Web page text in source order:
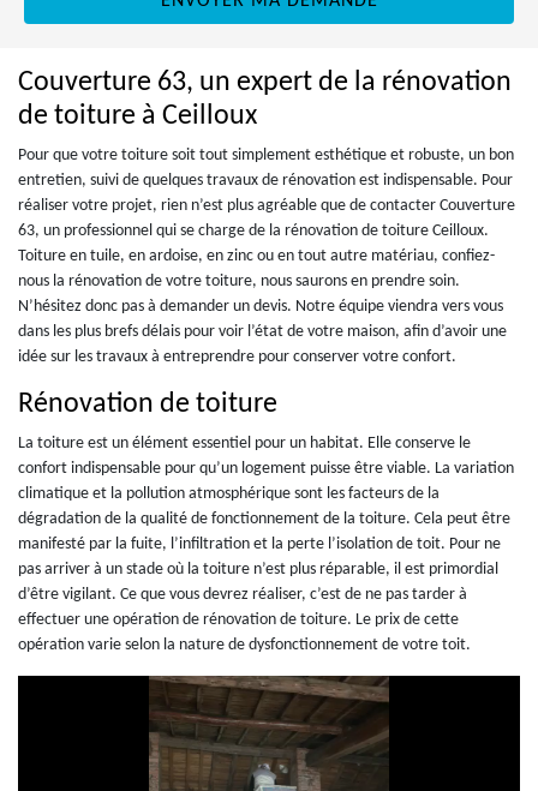
Couverture 63, un expert de la rénovation
de toiture à Ceilloux
Pour que votre toiture soit tout simplement esthétique et robuste, un bon
entretien, suivi de quelques travaux de rénovation est indispensable. Pour
réaliser votre projet, rien n’est plus agréable que de contacter Couverture
63, un professionnel qui se charge de la rénovation de toiture Ceilloux.
Toiture en tuile, en ardoise, en zinc ou en tout autre matériau, confiez-
nous la rénovation de votre toiture, nous saurons en prendre soin.
N’hésitez donc pas à demander un devis. Notre équipe viendra vers vous
dans les plus brefs délais pour voir l’état de votre maison, afin d’avoir une
idée sur les travaux à entreprendre pour conserver votre confort.
Rénovation de toiture
La toiture est un élément essentiel pour un habitat. Elle conserve le
confort indispensable pour qu’un logement puisse être viable. La variation
climatique et la pollution atmosphérique sont les facteurs de la
dégradation de la qualité de fonctionnement de la toiture. Cela peut être
manifesté par la fuite, l’infiltration et la perte l’isolation de toit. Pour ne
pas arriver à un stade où la toiture n’est plus réparable, il est primordial
d’être vigilant. Ce que vous devrez réaliser, c’est de ne pas tarder à
effectuer une opération de rénovation de toiture. Le prix de cette
opération varie selon la nature de dysfonctionnement de votre toit.